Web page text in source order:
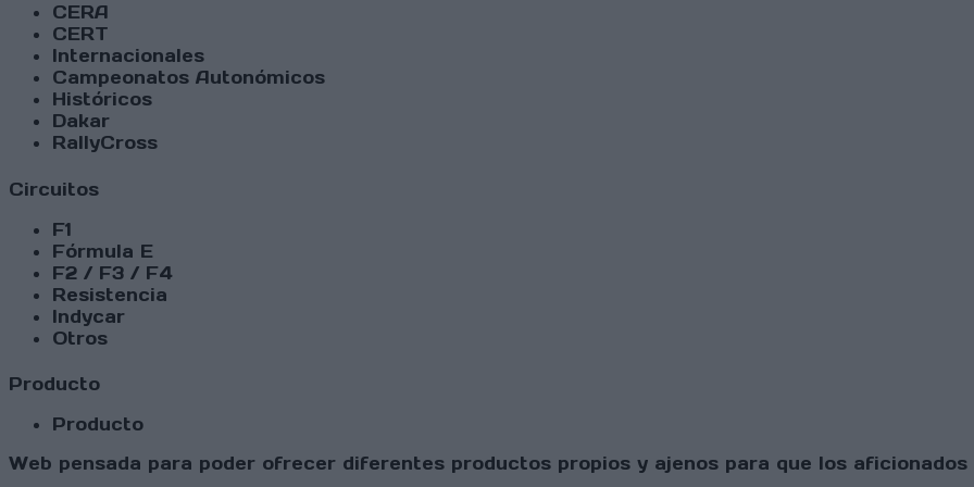
CERA
CERT
Internacionales
Campeonatos Autonómicos
Históricos
Dakar
RallyCross
Circuitos
F1
Fórmula E
F2 / F3 / F4
Resistencia
Indycar
Otros
Producto
Producto
Web pensada para poder ofrecer diferentes productos propios y ajenos para que los